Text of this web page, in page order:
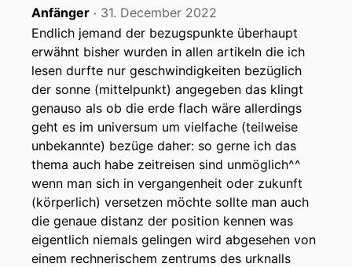
Anfänger ‧ 31. December 2022
Endlich jemand der bezugspunkte überhaupt
erwähnt bisher wurden in allen artikeln die ich
lesen durfte nur geschwindigkeiten bezüglich
der sonne (mittelpunkt) angegeben das klingt
genauso als ob die erde flach wäre allerdings
geht es im universum um vielfache (teilweise
unbekannte) bezüge daher: so gerne ich das
thema auch habe zeitreisen sind unmöglich^^
wenn man sich in vergangenheit oder zukunft
(körperlich) versetzen möchte sollte man auch
die genaue distanz der position kennen was
eigentlich niemals gelingen wird abgesehen von
einem rechnerischem zentrums des urknalls